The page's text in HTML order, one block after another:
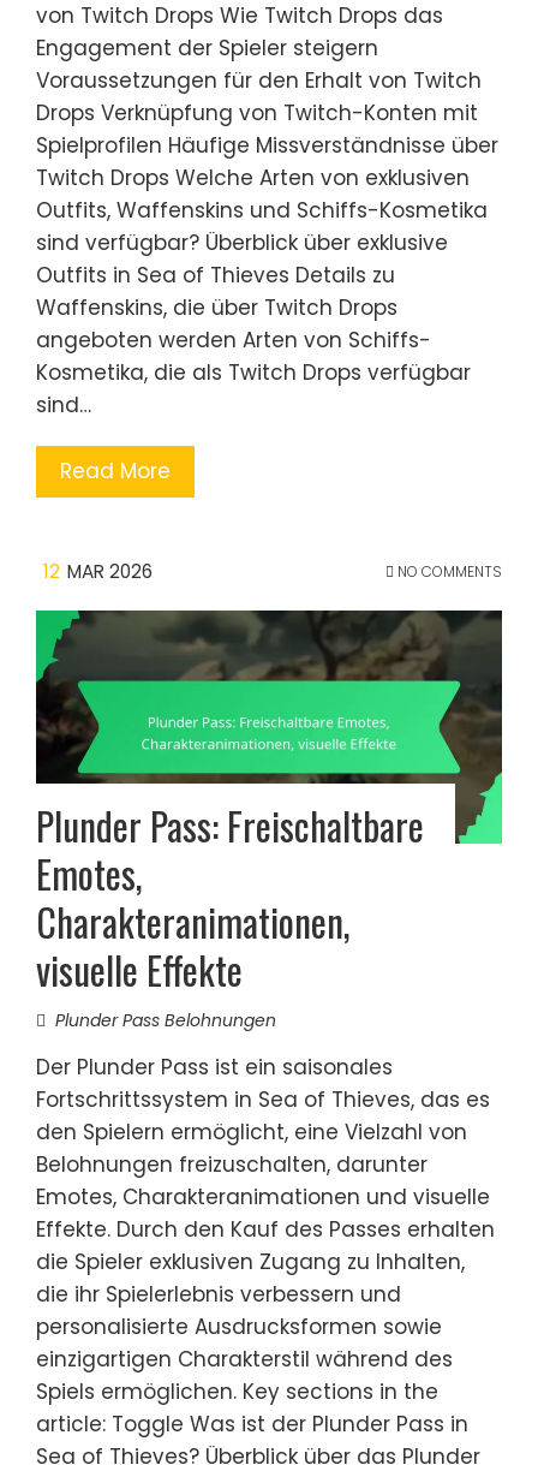
von Twitch Drops Wie Twitch Drops das
Engagement der Spieler steigern
Voraussetzungen für den Erhalt von Twitch
Drops Verknüpfung von Twitch-Konten mit
Spielprofilen Häufige Missverständnisse über
Twitch Drops Welche Arten von exklusiven
Outfits, Waffenskins und Schiffs-Kosmetika
sind verfügbar? Überblick über exklusive
Outfits in Sea of Thieves Details zu
Waffenskins, die über Twitch Drops
angeboten werden Arten von Schiffs-
Kosmetika, die als Twitch Drops verfügbar
sind…
Read More
12 MAR 2026 NO COMMENTS
Plunder Pass: Freischaltbare
Emotes,
Charakteranimationen,
visuelle Effekte
Plunder Pass Belohnungen
Der Plunder Pass ist ein saisonales
Fortschrittssystem in Sea of Thieves, das es
den Spielern ermöglicht, eine Vielzahl von
Belohnungen freizuschalten, darunter
Emotes, Charakteranimationen und visuelle
Effekte. Durch den Kauf des Passes erhalten
die Spieler exklusiven Zugang zu Inhalten,
die ihr Spielerlebnis verbessern und
personalisierte Ausdrucksformen sowie
einzigartigen Charakterstil während des
Spiels ermöglichen. Key sections in the
article: Toggle Was ist der Plunder Pass in
Sea of Thieves? Überblick über das Plunder